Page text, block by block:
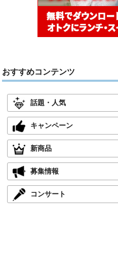
おすすめコンテンツ
話題・人気
キャンペーン
新商品
募集情報
コンサート